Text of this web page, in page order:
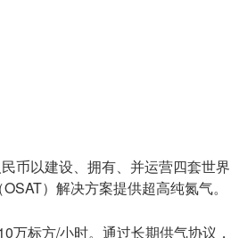
币以建设、拥有、并运营四套世界
）解决方案提供超高纯氮气。
标方/小时。通过长期供气协议，